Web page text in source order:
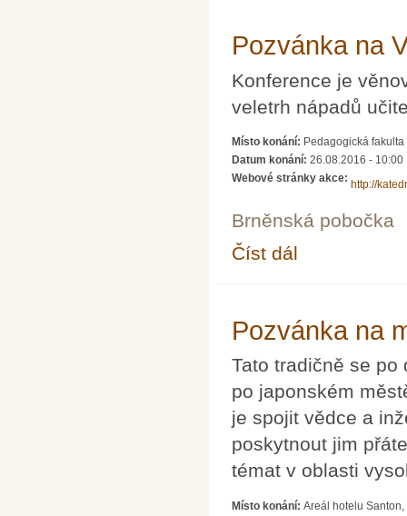
Pozvánka na
Konference je
veletrh nápadů
Místo konání: Pedagogická
Datum konání: 26.08.2016 - 10:00
Webové stránky akce:
http://
Brněnská pobočka
Číst dál
Pozvánka na
Tato tradičně se
po japonském
je spojit vědce a
poskytnout jim
témat v oblasti
Místo konání: Areál hotelu